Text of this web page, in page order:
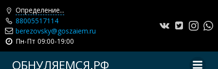
Определение...
88005517114
berezovsky@goszaiem.ru
Пн-Пт 09:00-19:00
ОБНУЛЯЕМСЯ.РФ